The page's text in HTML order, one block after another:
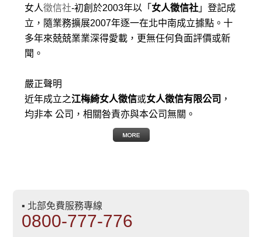
女人徵信社-初創於2003年以「 女人徵信社 」登記成
立，隨業務擴展2007年逐一在北中南成立據點。十
多年來兢兢業業深得愛載，更無任何負面評價或新
聞。
嚴正聲明
近年成立之江梅綺女人徵信或女人徵信有限公司 ，
均非本 公司，相關咎責亦與本公司無關。
▪ 北部免費服務專線
0800-777-776